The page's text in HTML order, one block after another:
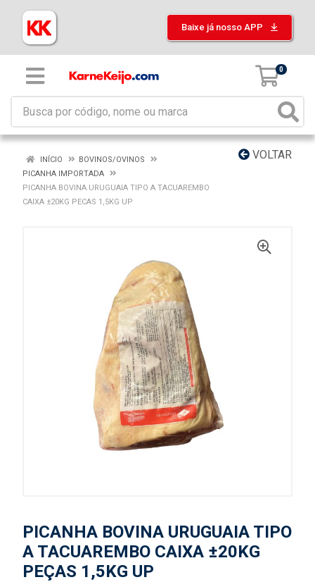
Baixe já nosso APP
0
VOLTAR
INÍCIO
BOVINOS/OVINOS
PICANHA IMPORTADA
PICANHA BOVINA URUGUAIA TIPO A TACUAREMBO
CAIXA ±20KG PECAS 1,5KG UP
PICANHA BOVINA URUGUAIA TIPO
A TACUAREMBO CAIXA ±20KG
PEÇAS 1,5KG UP